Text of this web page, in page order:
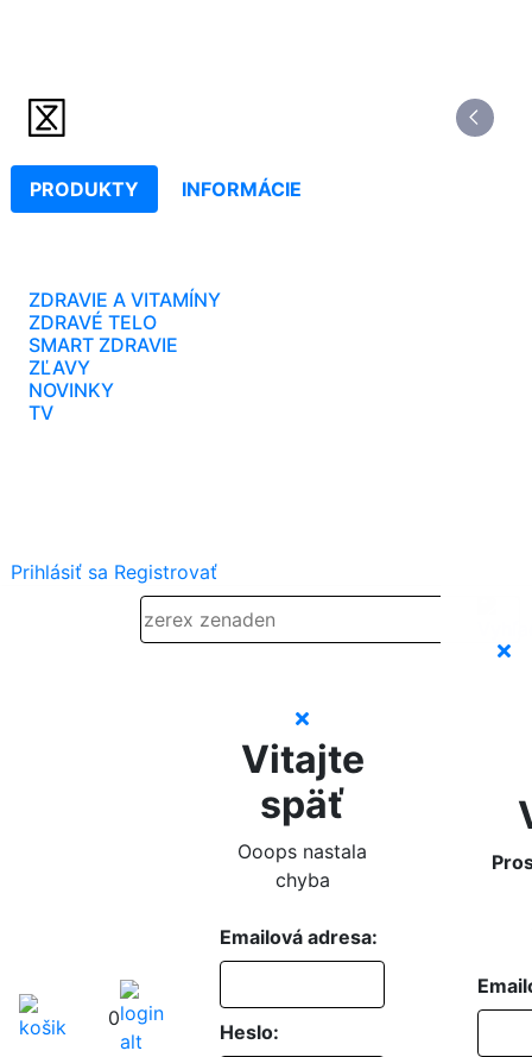
PRODUKTY INFORMÁCIE
ZDRAVIE A VITAMÍNY
ZDRAVÉ TELO
SMART ZDRAVIE
ZĽAVY
NOVINKY
TV
Prihlásiť sa Registrovať
0
Vitajte
späť
Ooops nastala
chyba
Emailová adresa:
Heslo: